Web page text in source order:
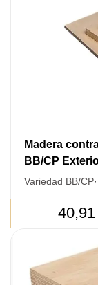
Madera
BB/CP
Variedad BB/CP·
40,91
Acepto el
Todos los